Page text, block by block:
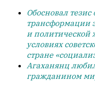
Обосновал
трансформации
и политической
условиях
стране
Агаханянц
гражданином